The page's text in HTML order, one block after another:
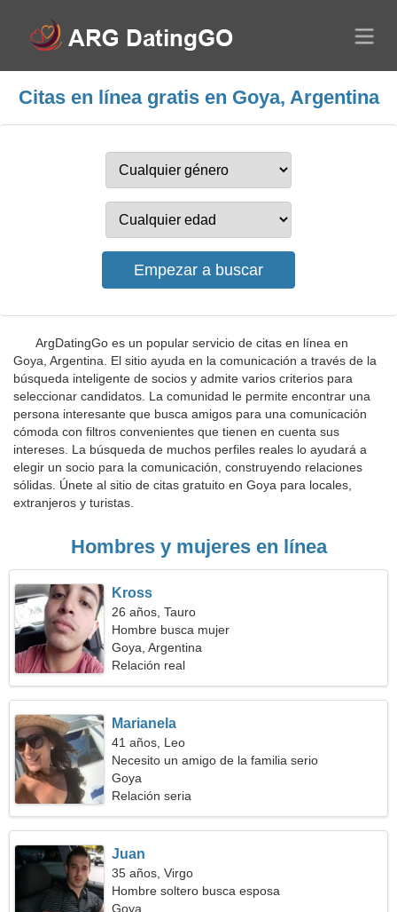
Citas en línea gratis en Goya, Argentina
ArgDatingGo es un popular servicio de citas en línea en
Goya, Argentina. El sitio ayuda en la comunicación a través de la
búsqueda inteligente de socios y admite varios criterios para
seleccionar candidatos. La comunidad le permite encontrar una
persona interesante que busca amigos para una comunicación
cómoda con filtros convenientes que tienen en cuenta sus
intereses. La búsqueda de muchos perfiles reales lo ayudará a
elegir un socio para la comunicación, construyendo relaciones
sólidas. Únete al sitio de citas gratuito en Goya para locales,
extranjeros y turistas.
Hombres y mujeres en línea
Kross
26 años, Tauro
Hombre busca mujer
Goya, Argentina
Relación real
Marianela
41 años, Leo
Necesito un amigo de la familia serio
Goya
Relación seria
Juan
35 años, Virgo
Hombre soltero busca esposa
Goya